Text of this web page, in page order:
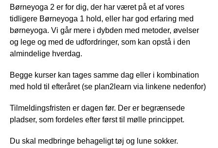
Børneyoga 2 er for dig, der har været på et af vores
tidligere Børneyoga 1 hold, eller har god erfaring med
børneyoga. Vi går mere i dybden med metoder, øvelser
og lege og med de udfordringer, som kan opstå i den
almindelige hverdag.
Begge kurser kan tages samme dag eller i kombination
med hold til efteråret (se plan2learn via linkene nedenfor)
Tilmeldingsfristen er dagen før. Der er begrænsede
pladser, som fordeles efter først til mølle princippet.
Du skal medbringe behageligt tøj og lune sokker.